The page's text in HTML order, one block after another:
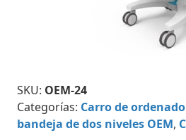
SKU: OEM-24
Categorías: Carro de
bandeja de dos niveles OEM,